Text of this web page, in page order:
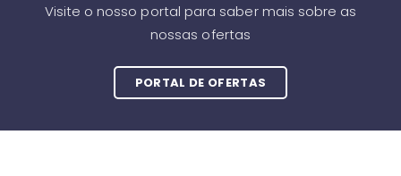
Visite o nosso portal para saber mais sobre as
nossas ofertas
PORTAL DE OFERTAS